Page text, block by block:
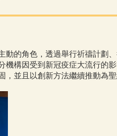
動的角色，透過舉行祈禱計劃
構因受到新冠疫症大流行的
並且以創新方法繼續推動為聖